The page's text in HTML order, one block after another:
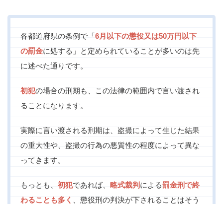
各都道府県の条例で「 6月以下の懲役又は50万円以下
の罰金に処する」と定められていることが多いのは先
に述べた通りです。
初犯の場合の刑期も、この法律の範囲内で言い渡され
ることになります。
実際に言い渡される刑期は、盗撮によって生じた結果
の重大性や、盗撮の行為の悪質性の程度によって異な
ってきます。
もっとも、 初犯であれば、 略式裁判 による罰金刑で終
わることも多く 、懲役刑の判決が下されることはそう